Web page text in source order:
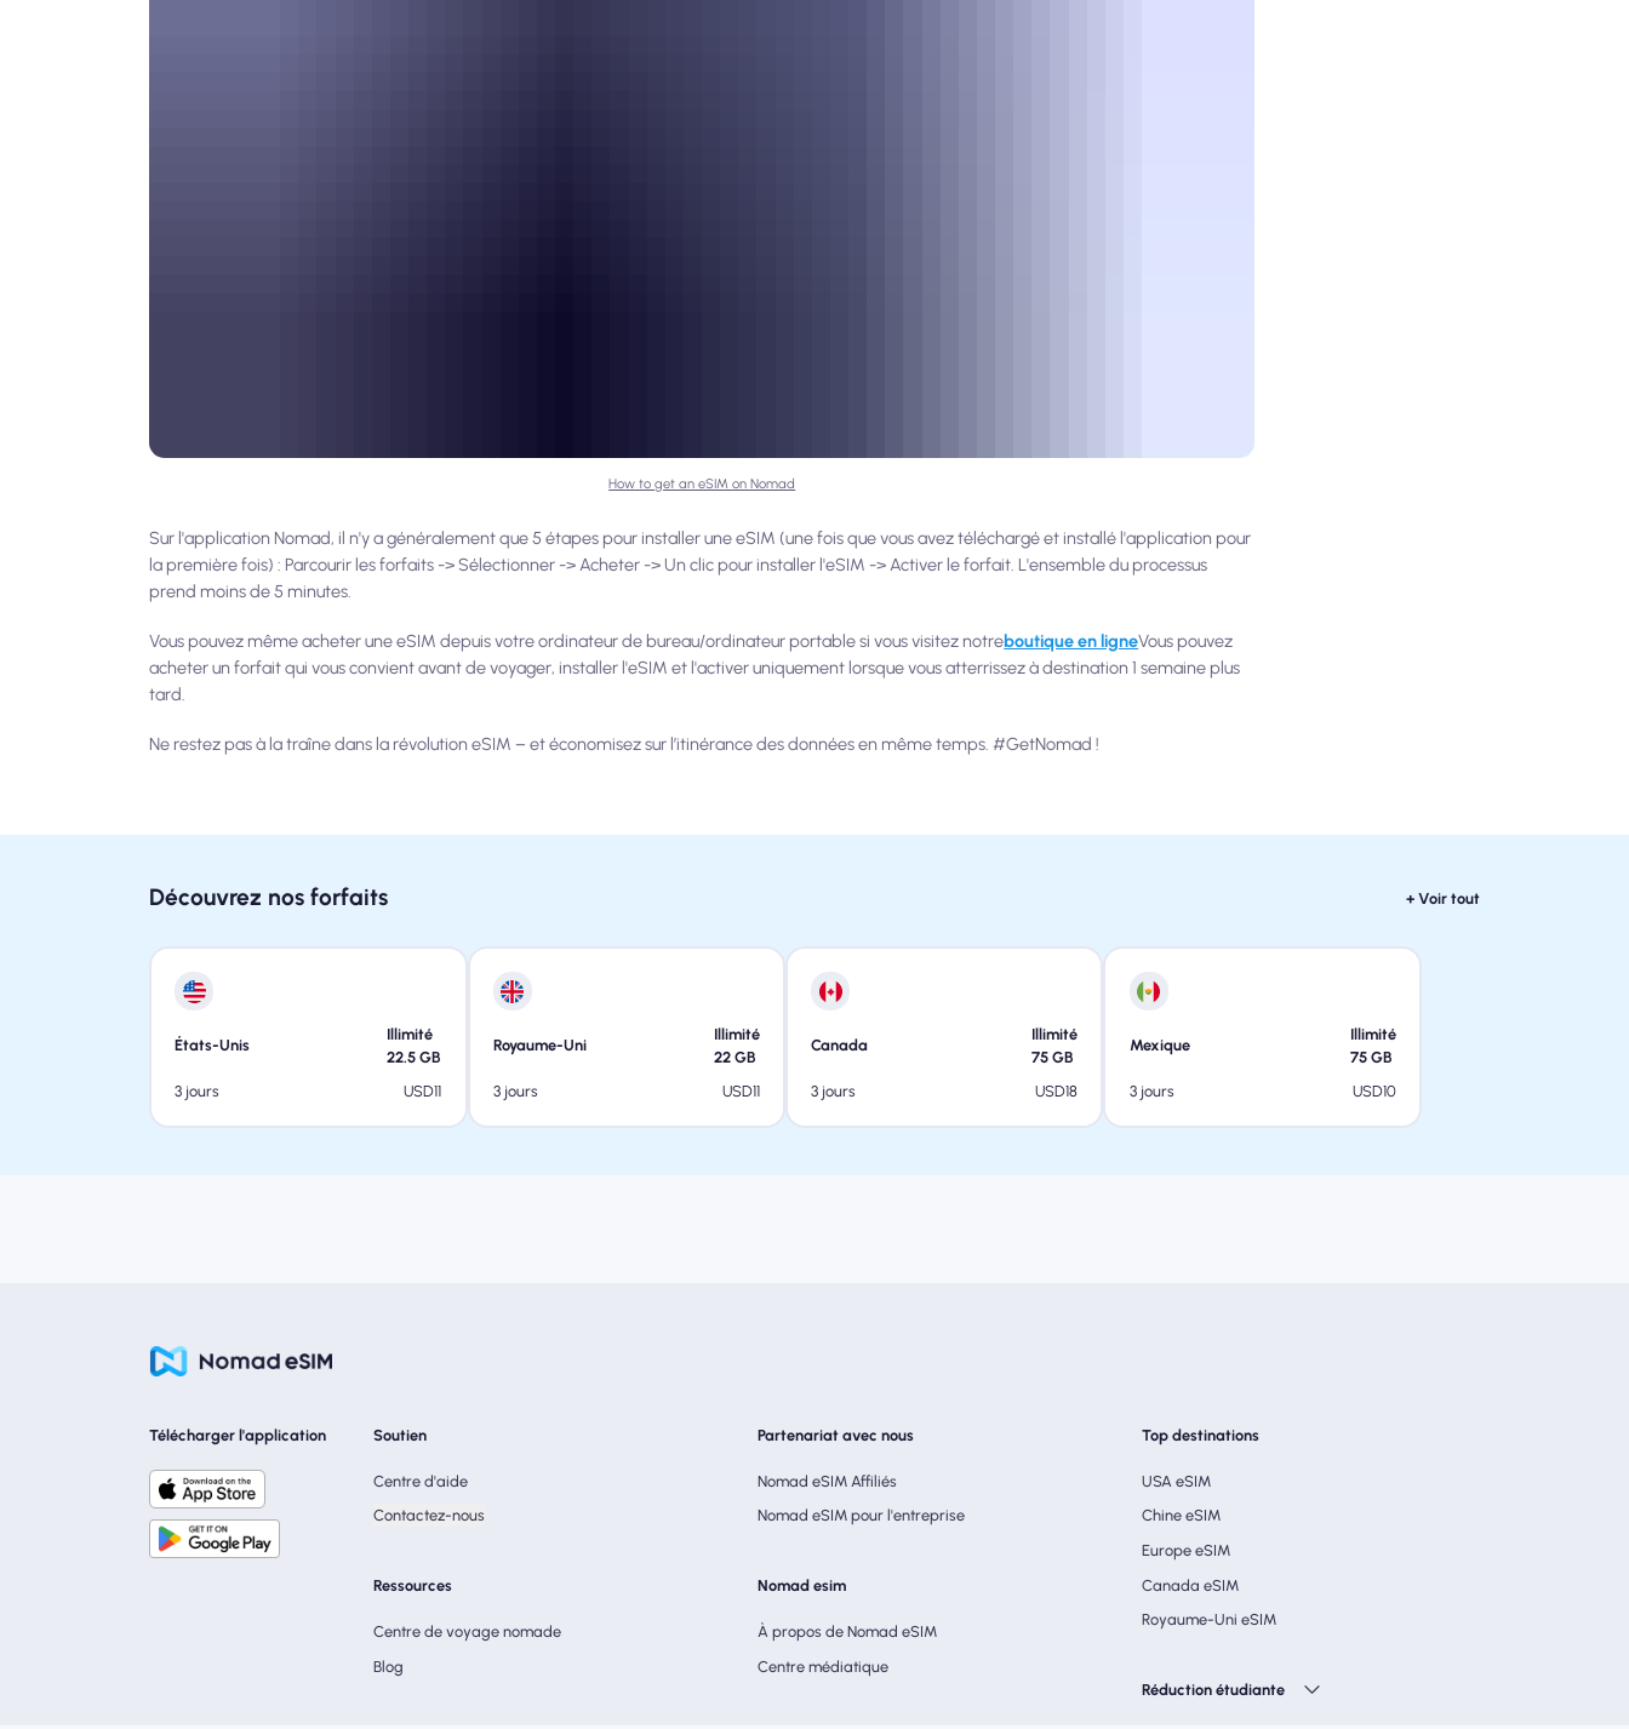
How to get an eSIM on Nomad
Sur l'application Nomad, il n'y a généralement que 5 étapes pour installer une eSIM (une fois que vous avez téléchargé et installé l'application pour
la première fois) : Parcourir les forfaits -> Sélectionner -> Acheter -> Un clic pour installer l'eSIM -> Activer le forfait. L'ensemble du processus
prend moins de 5 minutes.
Vous pouvez même acheter une eSIM depuis votre ordinateur de bureau/ordinateur portable si vous visitez notreboutique en ligneVous pouvez
acheter un forfait qui vous convient avant de voyager, installer l'eSIM et l'activer uniquement lorsque vous atterrissez à destination 1 semaine plus
tard.
Ne restez pas à la traîne dans la révolution eSIM – et économisez sur l’itinérance des données en même temps. #GetNomad !
Découvrez nos forfaits + Voir tout
États-Unis
Illimité
22.5 GB
3 jours
USD11
Royaume-Uni
Illimité
22 GB
3 jours
USD11
Canada
Illimité
75 GB
3 jours
USD18
Mexique
Illimité
75 GB
3 jours
USD10
Télécharger l'application Soutien
Centre d'aide
Contactez-nous
Ressources
Centre de voyage nomade
Blog
Partenariat avec nous
Nomad eSIM Affiliés
Nomad eSIM pour l'entreprise
Nomad esim
À propos de Nomad eSIM
Centre médiatique
Top destinations
USA eSIM
Chine eSIM
Europe eSIM
Canada eSIM
Royaume-Uni eSIM
Réduction étudiante